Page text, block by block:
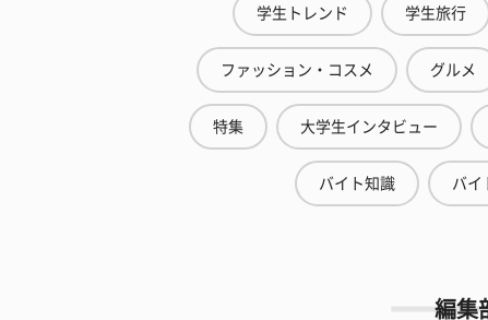
学生トレンド 学生旅行
ファッション・コスメ グルメ
特集 大学生インタビュー
バイト知識 バイ
編集